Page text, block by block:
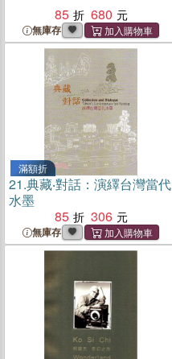
85 680
無庫存
滿額折
21.典藏‧對話：演繹台灣當代
水墨
85
306
無庫存